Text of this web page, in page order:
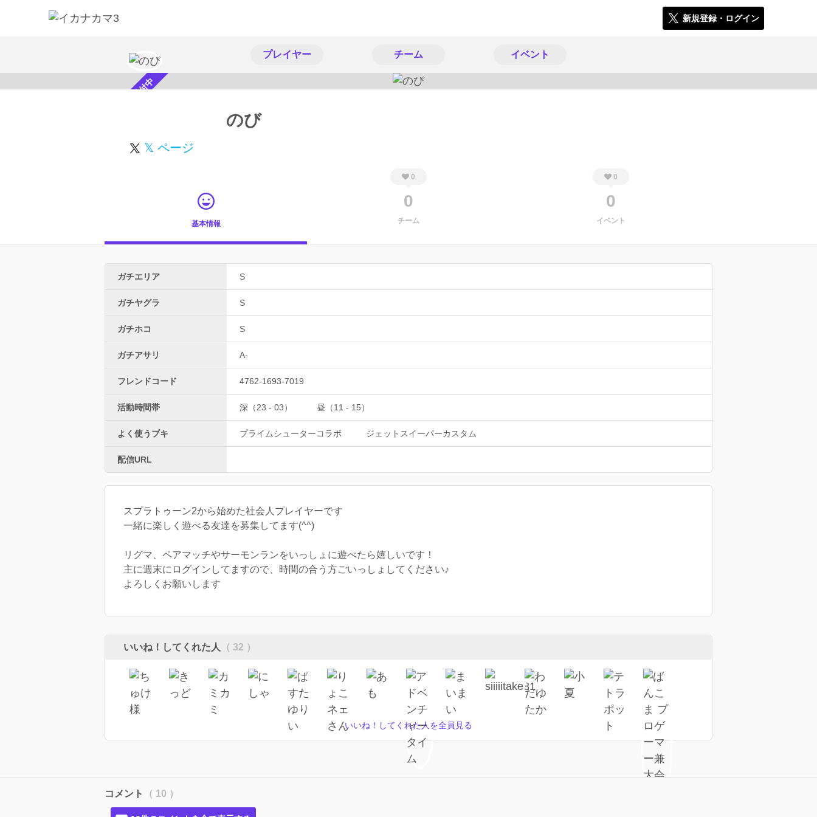
新規登録・ログイン
プレイヤー チーム イベント
スカウト受付中 のび
𝕏 ページ
基本情報
0
0
チーム
0
0
イベント
ガチエリア S
ガチヤグラ S
ガチホコ S
ガチアサリ A-
フレンドコード 4762-1693-7019
活動時間帯 深（23 - 03） 昼（11 - 15）
よく使うブキ プライムシューターコラボ ジェットスイーパーカスタム
配信URL
スプラトゥーン2から始めた社会人プレイヤーです
一緒に楽しく遊べる友達を募集してます(^^)
リグマ、ペアマッチやサーモンランをいっしょに遊べたら嬉しいです！
主に週末にログインしてますので、時間の合う方ごいっしょしてください♪
よろしくお願いします
いいね！してくれた人 （ 32 ）
いいね！してくれた人を全員見る
コメント （ 10 ）